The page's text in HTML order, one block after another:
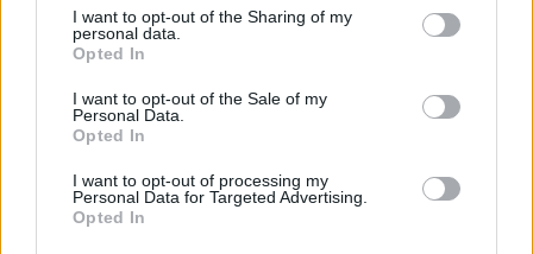
not limited to your visit or usage behaviour. You may click to
grant or deny consent to Google and its third-party tags to
use your data for below specified purposes in below Google
consent section.
I want to opt-out of the Sharing of my
personal data.
Opted In
I want to opt-out of the Sale of my
Personal Data.
Opted In
I want to opt-out of processing my
Personal Data for Targeted Advertising.
Opted In